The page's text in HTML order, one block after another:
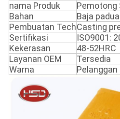
nama Produk
Pemotong
Bahan
Baja
Pembuatan TechCasting
Sertifikasi
ISO9001:
Kekerasan
48-52HRC
Layanan OEM
Tersedia
Warna